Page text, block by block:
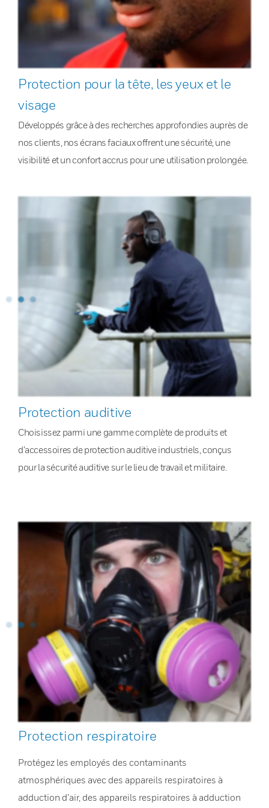
Protection pour la tête, les yeux et le
visage
Développés grâce à des recherches approfondies auprès de
nos clients, nos écrans faciaux offrent une sécurité, une
visibilité et un confort accrus pour une utilisation prolongée.
Protection auditive
Choisissez parmi une gamme complète de produits et
d’accessoires de protection auditive industriels, conçus
pour la sécurité auditive sur le lieu de travail et militaire.
Protection respiratoire
Protégez les employés des contaminants
atmosphériques avec des appareils respiratoires à
adduction d’air, des appareils respiratoires à adduction